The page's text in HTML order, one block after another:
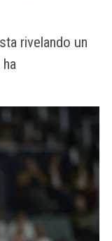
rivelando un